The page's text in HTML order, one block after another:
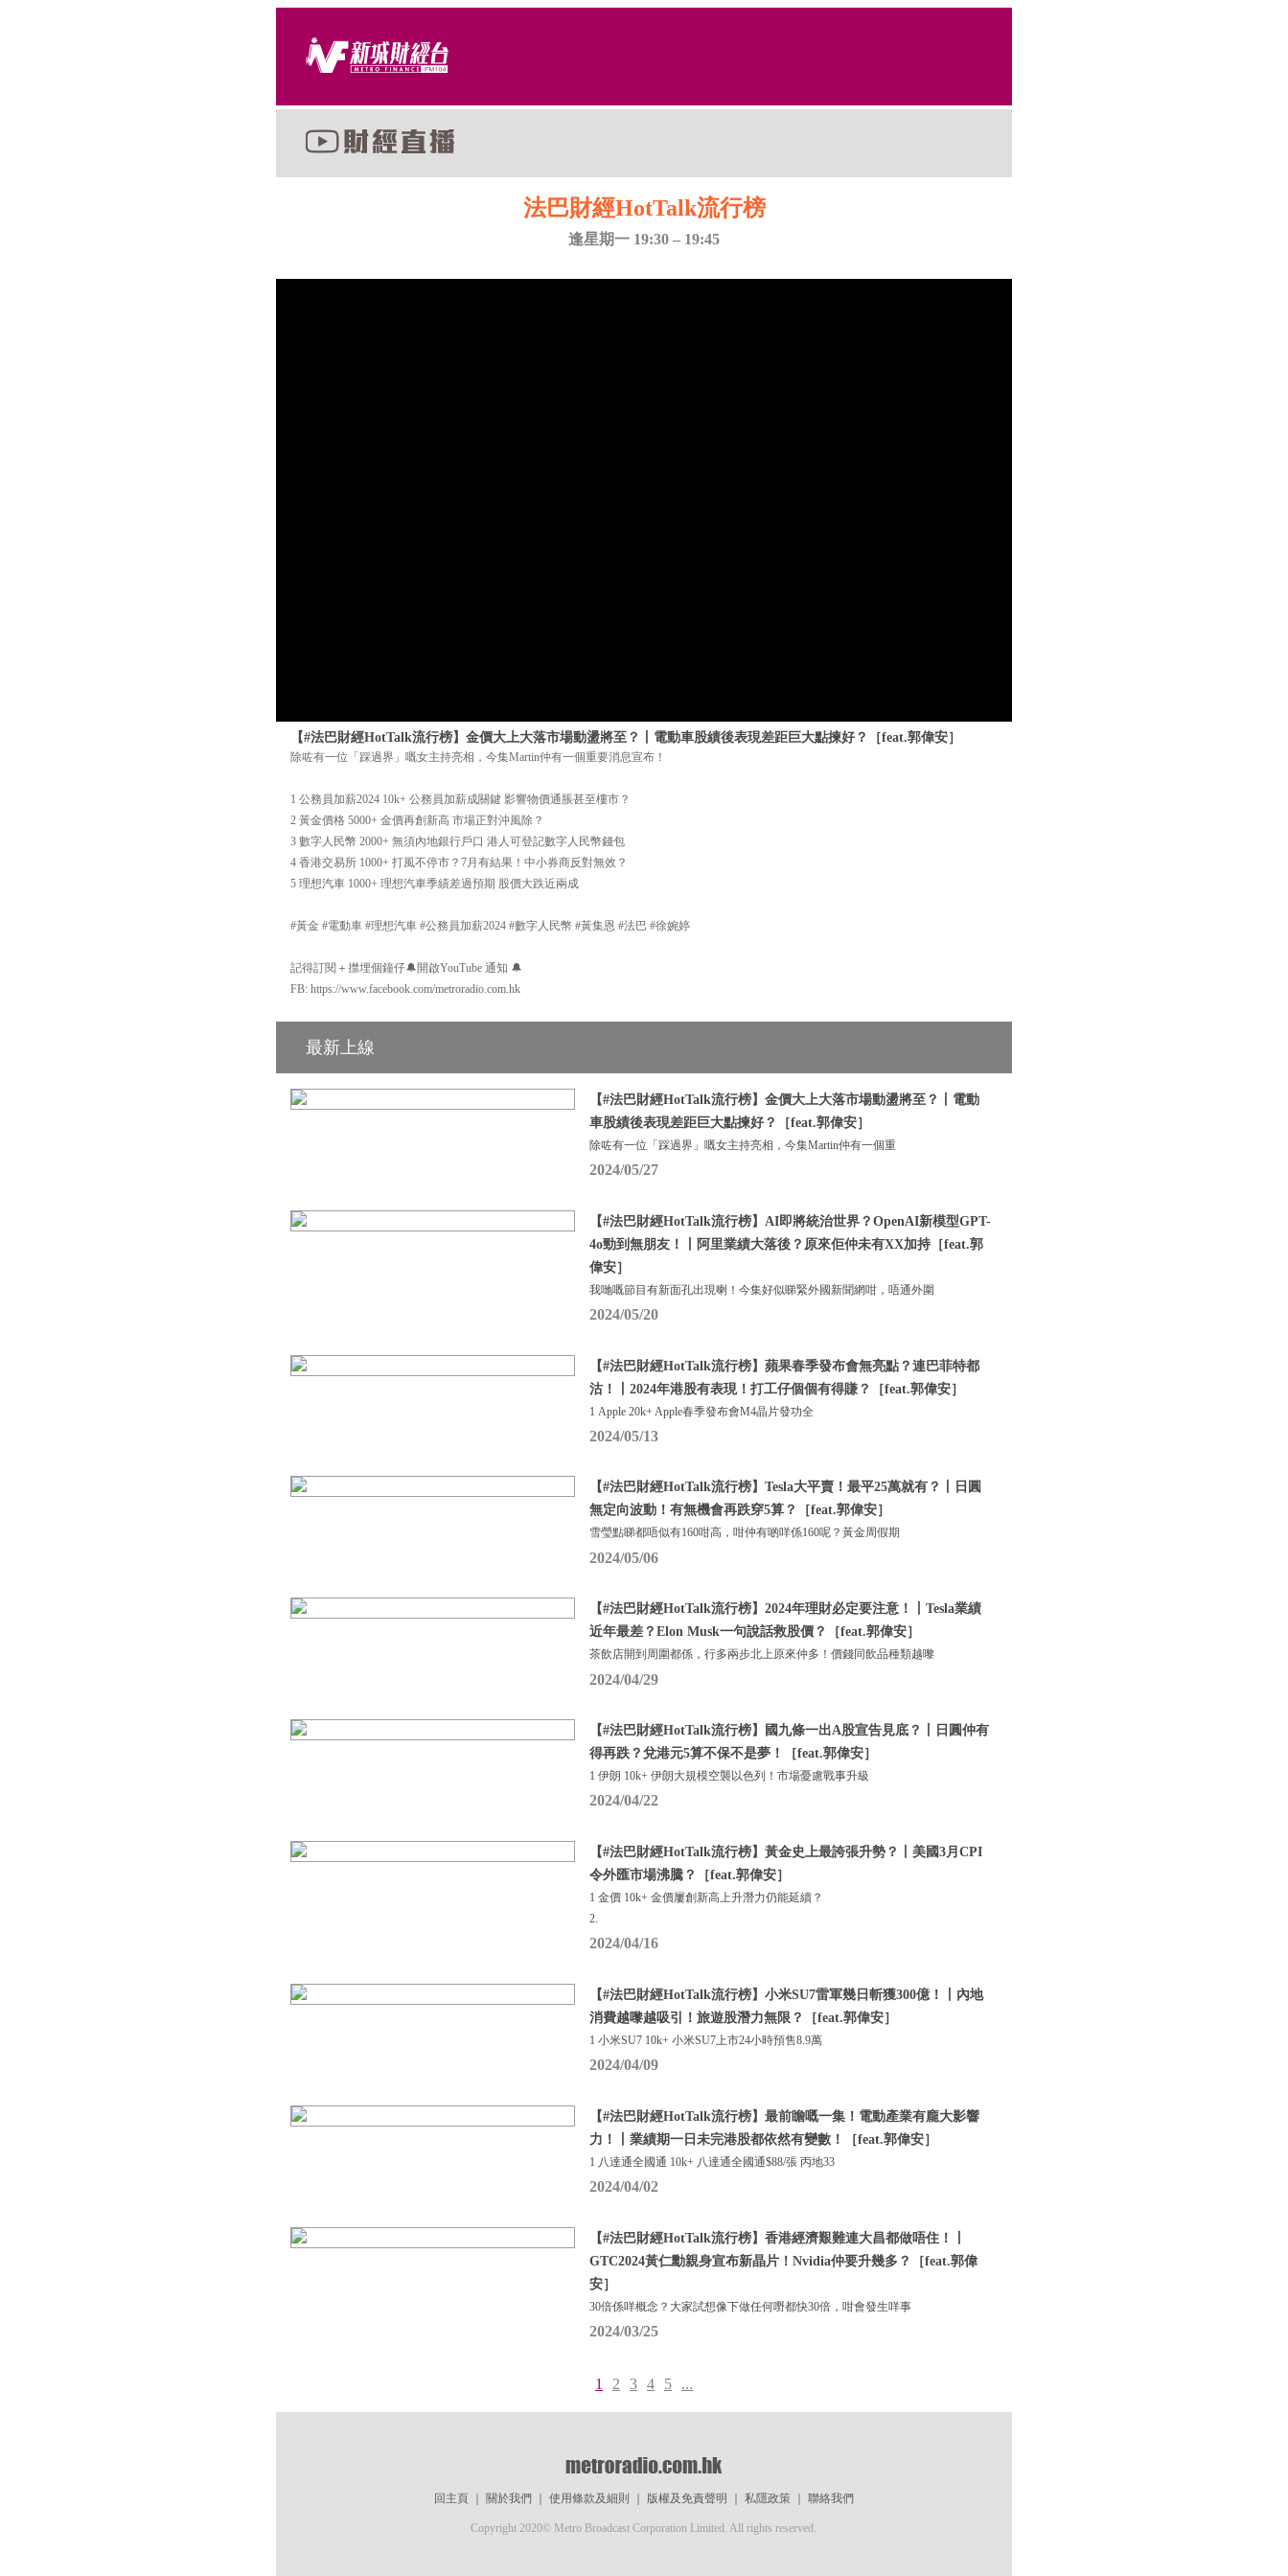
法巴財經HotTalk流行榜
逢星期一 19:30 – 19:45
【#法巴財經HotTalk流行榜】金價大上大落市場動盪將至？丨電動車股績後表現差距巨大點揀好？［feat.郭偉安］
除咗有一位「踩過界」嘅女主持亮相，今集Martin仲有一個重要消息宣布！
1 公務員加薪2024 10k+ 公務員加薪成關鍵 影響物價通脹甚至樓市？
2 黃金價格 5000+ 金價再創新高 市場正對沖風除？
3 數字人民幣 2000+ 無須內地銀行戶口 港人可登記數字人民幣錢包
4 香港交易所 1000+ 打風不停市？7月有結果！中小券商反對無效？
5 理想汽車 1000+ 理想汽車季績差過預期 股價大跌近兩成
#黃金 #電動車 #理想汽車 #公務員加薪2024 #數字人民幣 #黃集恩 #法巴 #徐婉婷
記得訂閱＋㩒埋個鐘仔🔔開啟YouTube 通知 🔔
FB: https://www.facebook.com/metroradio.com.hk
最新上線
【#法巴財經HotTalk流行榜】金價大上大落市場動盪將至？丨電動
車股績後表現差距巨大點揀好？［feat.郭偉安］
除咗有一位「踩過界」嘅女主持亮相，今集Martin仲有一個重
2024/05/27
【#法巴財經HotTalk流行榜】AI即將統治世界？OpenAI新模型GPT-
4o勁到無朋友！丨阿里業績大落後？原來佢仲未有XX加持［feat.郭
偉安］
我哋嘅節目有新面孔出現喇！今集好似睇緊外國新聞網咁，唔通外圍
2024/05/20
【#法巴財經HotTalk流行榜】蘋果春季發布會無亮點？連巴菲特都
沽！丨2024年港股有表現！打工仔個個有得賺？［feat.郭偉安］
1 Apple 20k+ Apple春季發布會M4晶片發功全
2024/05/13
【#法巴財經HotTalk流行榜】Tesla大平賣！最平25萬就有？丨日圓
無定向波動！有無機會再跌穿5算？［feat.郭偉安］
雪瑩點睇都唔似有160咁高，咁仲有啲咩係160呢？黃金周假期
2024/05/06
【#法巴財經HotTalk流行榜】2024年理財必定要注意！丨Tesla業績
近年最差？Elon Musk一句說話救股價？［feat.郭偉安］
茶飲店開到周圍都係，行多兩步北上原來仲多！價錢同飲品種類越嚟
2024/04/29
【#法巴財經HotTalk流行榜】國九條一出A股宣告見底？丨日圓仲有
得再跌？兌港元5算不保不是夢！［feat.郭偉安］
1 伊朗 10k+ 伊朗大規模空襲以色列！市場憂慮戰事升級
2024/04/22
【#法巴財經HotTalk流行榜】黃金史上最誇張升勢？丨美國3月CPI
令外匯市場沸騰？［feat.郭偉安］
1 金價 10k+ 金價屢創新高上升潛力仍能延續？
2.
2024/04/16
【#法巴財經HotTalk流行榜】小米SU7雷軍幾日斬獲300億！丨內地
消費越嚟越吸引！旅遊股潛力無限？［feat.郭偉安］
1 小米SU7 10k+ 小米SU7上市24小時預售8.9萬
2024/04/09
【#法巴財經HotTalk流行榜】最前瞻嘅一集！電動產業有龐大影響
力！丨業績期一日未完港股都依然有變數！［feat.郭偉安］
1 八達通全國通 10k+ 八達通全國通$88/張 丙地33
2024/04/02
【#法巴財經HotTalk流行榜】香港經濟艱難連大昌都做唔住！丨
GTC2024黃仁勳親身宣布新晶片！Nvidia仲要升幾多？［feat.郭偉
安］
30倍係咩概念？大家試想像下做任何嘢都快30倍，咁會發生咩事
2024/03/25
1 2 3 4 5 ...
回主頁｜ 關於我們 使用條款及細則 版權及免責聲明 私隱政策｜ 聯絡我們
Copyright 2020© Metro Broadcast Corporation Limited. All rights reserved.